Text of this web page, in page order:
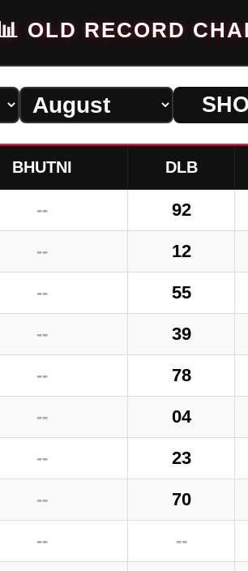
📊 OLD RECORD
BHUTNI DLB
-- 92
-- 12
-- 55
-- 39
-- 78
-- 04
-- 23
-- 70
-- --